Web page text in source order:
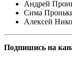
Андрей
Сима
Алексей
Подпишись на